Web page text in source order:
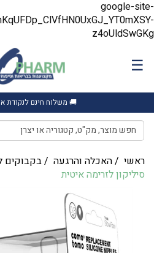
google-site-
z4oUldSwGKg
☰
🚚 משלוח חינם לנקודת
ראשי /האכלה והרגעה /בקבוקים
סיליקון לזרימה איטית